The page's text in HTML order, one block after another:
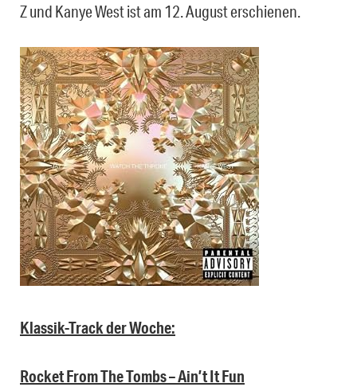
Z und Kanye West ist am 12. August erschienen.
Klassik-Track der Woche:
Rocket From The Tombs – Ain’t It Fun